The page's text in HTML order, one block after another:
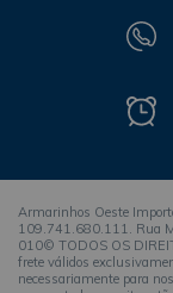
Armarinhos Oeste
109.741.680.111. Rua
010© TODOS OS
frete válidos
necessariamente para